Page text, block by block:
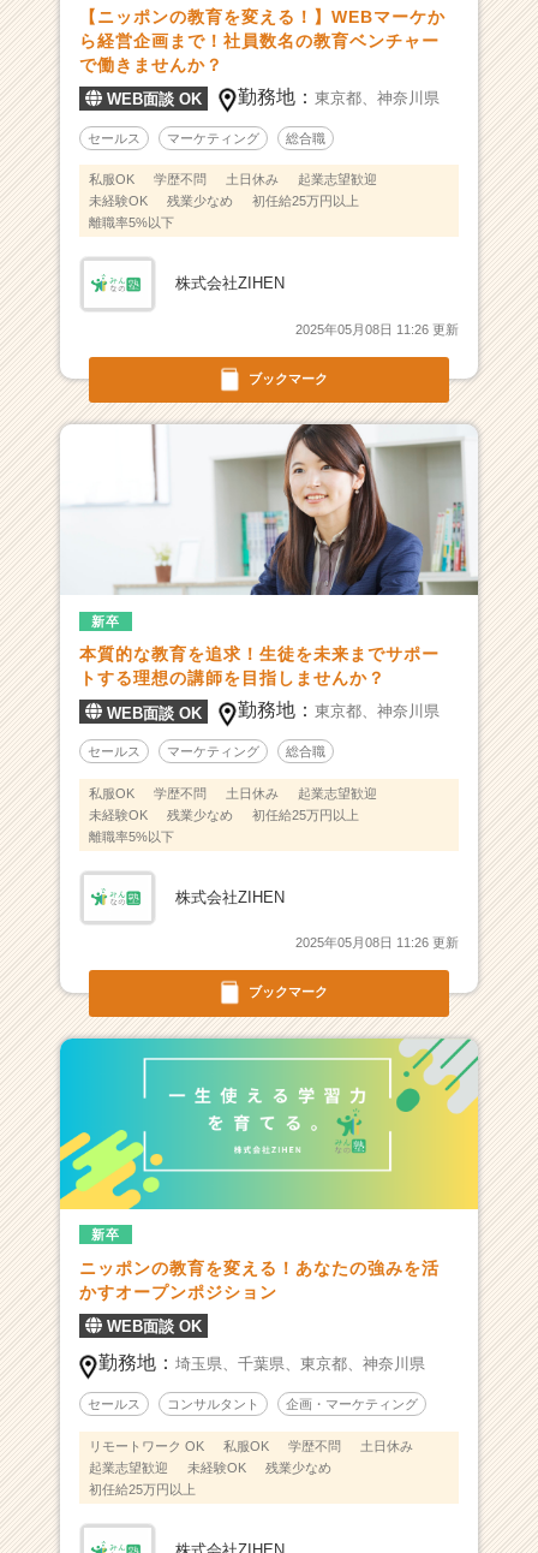
に
と
ら
わ
れ
な
い
成
長
を
現
ャ
ら
カ
ウ
ト
が
届
く
就
活
ト
キ
リ
h
r
e
e
r）
ブックマーク
【ニッポンの教育を変える！】WEBマーケか
ら経営企画まで！社員数名の教育ベンチャー
で働きませんか？
WEB面談 OK 勤務地：東京都、神奈川県
セールス マーケティング 総合職
私服OK 学歴不問 土日休み
起業志望歓迎
未経験OK
残業少なめ
初任給25万円以上
離職率5%以下
株式会社ZIHEN
2025年05月08日 11:26 更新
ブックマーク
新卒
本質的な教育を追求！生徒を未来までサポー
トする理想の講師を目指しませんか？
WEB面談 OK 勤務地：東京都、神奈川県
セールス マーケティング 総合職
私服OK 学歴不問 土日休み
起業志望歓迎
未経験OK
残業少なめ
初任給25万円以上
離職率5%以下
株式会社ZIHEN
2025年05月08日 11:26 更新
新卒
ニッポンの教育を変える！あなたの強みを活
かすオープンポジション
WEB面談 OK
勤務地： 埼玉県、 千葉県、 東京都、 神奈川県
セールス コンサルタント 企画・マーケティング
リモートワーク OK 私服OK 学歴不問
土日休み
起業志望歓迎
未経験OK
残業少なめ
初任給25万円以上